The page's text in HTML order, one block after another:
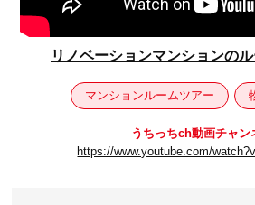
リノベーションマンションの
マンションルームツアー
うちっちch動画チャン
https://www.youtube.com/